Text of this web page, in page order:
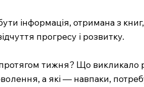
інформація, отримана з
прогресу і розвитку.
тижня? Що викликало
а які — навпаки,